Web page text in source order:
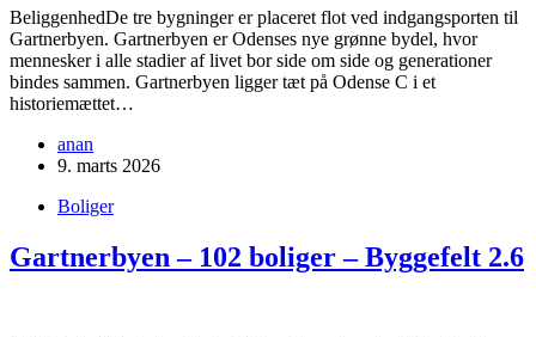
BeliggenhedDe tre bygninger er placeret flot ved indgangsporten til
Gartnerbyen. Gartnerbyen er Odenses nye grønne bydel, hvor
mennesker i alle stadier af livet bor side om side og generationer
bindes sammen. Gartnerbyen ligger tæt på Odense C i et
historiemættet…
anan
9. marts 2026
Boliger
Gartnerbyen – 102 boliger – Byggefelt 2.6